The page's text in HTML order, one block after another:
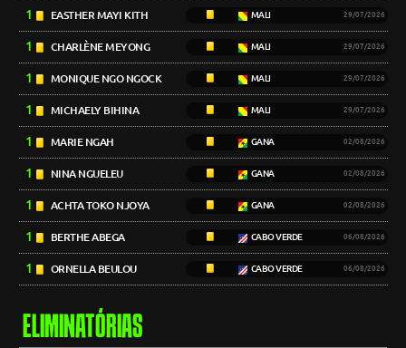
1 EASTHER MAYI KITH MALI 29/07/2026
1 CHARLÈNE MEYONG MALI 29/07/2026
1 MONIQUE NGO NGOCK MALI 29/07/2026
1 MICHAELY BIHINA MALI 29/07/2026
1 MARIE NGAH GANA 02/08/2026
1 NINA NGUELEU GANA 02/08/2026
1 ACHTA TOKO NJOYA GANA 02/08/2026
1 BERTHE ABEGA CABO VERDE 06/08/2026
1 ORNELLA BEULOU CABO VERDE 06/08/2026
ELIMINATÓRIAS